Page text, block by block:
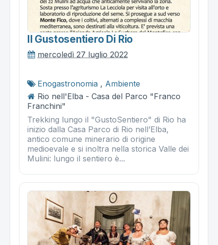
Il Gustosentiero Di Rio
mercoledì 27 luglio 2022
Enogastronomia , Ambiente
Rio nell'Elba - Casa del Parco "Franco
Franchini"
Trekking lungo il "GustoSentiero" di Rio ha
inizio dalla Casa Parco di Rio nell’Elba,
antico comune minerario di origine
medioevale e si inoltra nella storica Valle dei
Mulini: lungo il sentiero è...